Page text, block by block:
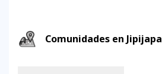
Comunidades en Jipijapa